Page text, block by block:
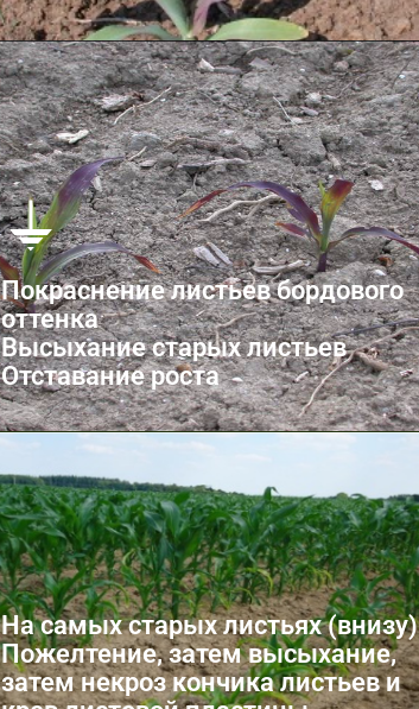
Покраснение листьев бордового
оттенка
Высыхание старых листьев
Отставание роста
Настоящая нехватка
фосфора
На самых старых листьях (внизу)
Пожелтение, затем высыхание,
затем некроз кончика листьев и
Нехватка калия